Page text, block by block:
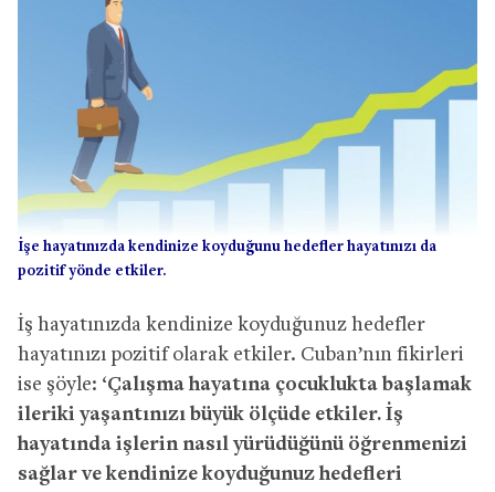
İşe hayatınızda kendinize koyduğunu hedefler hayatınızı da
pozitif yönde etkiler.
İş hayatınızda kendinize koyduğunuz hedefler
hayatınızı pozitif olarak etkiler. Cuban’nın fikirleri
ise şöyle: ‘Çalışma hayatına çocuklukta başlamak
ileriki yaşantınızı büyük ölçüde etkiler. İş
hayatında işlerin nasıl yürüdüğünü öğrenmenizi
sağlar ve kendinize koyduğunuz hedefleri